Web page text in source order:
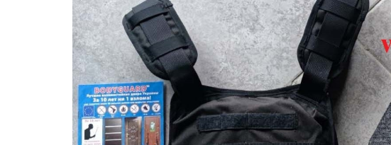
Бронедвери, бронедвері 4,5 класу.
Бункерные двери, бронедвери,
бронедвері
Банковские бронедвери
Бронедвері з нержавійки
На основной сайт бронедвері
Bodyguard